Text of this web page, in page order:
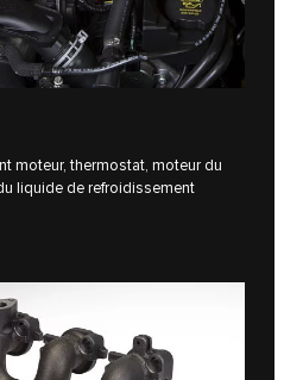
moteur, thermostat, moteur du
liquide de refroidissement